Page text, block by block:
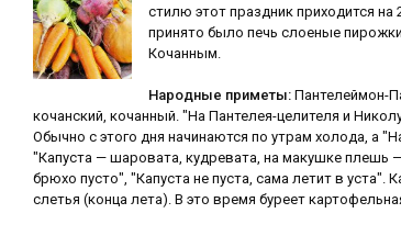
стилю этот праздник приходится
принято было печь слоеные
Кочанным.
Народные приметы: Пантелеймон-
кочанский, кочанный. "На Пантелея-целителя и
Обычно с этого дня начинаются по утрам холода, а
"Капуста — шаровата, кудревата, на макушке плешь
брюхо пусто", "Капуста не пуста, сама летит в уста".
слетья (конца лета). В это время буреет